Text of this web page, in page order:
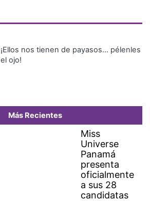
¡Ellos nos tienen de payasos… pélenles
el ojo!
Más Recientes
Miss
Universe
Panamá
presenta
oficialmente
a sus 28
candidatas